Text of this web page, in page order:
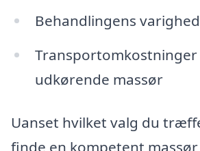
Behandlingens varighed
Transportomkostninger
udkørende massør
Uanset hvilket valg du
finde en kompetent